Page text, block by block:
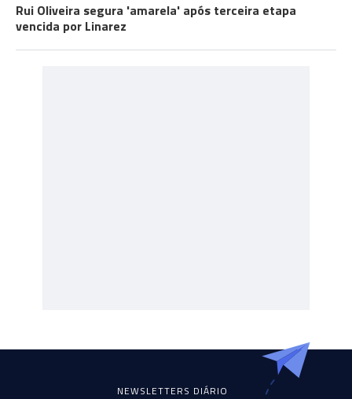
Rui Oliveira segura 'amarela' após terceira etapa
vencida por Linarez
NEWSLETTERS DIÁRIO